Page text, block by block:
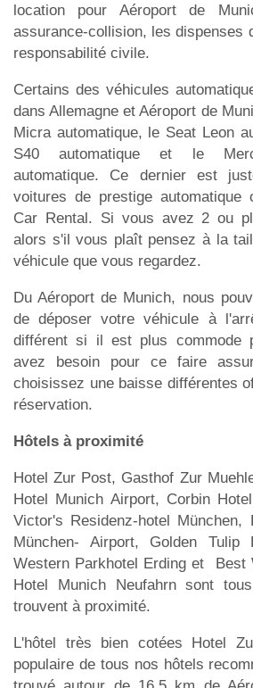
location pour Aéroport de
assurance-collision, les dispenses
responsabilité civile.
Certains des véhicules
dans Allemagne et Aéroport de
Micra automatique, le Seat Leon
S40 automatique et le
automatique. Ce dernier est
voitures de prestige automatique
Car Rental. Si vous avez 2 ou
alors s'il vous plaît pensez à la
véhicule que vous regardez.
Du Aéroport de Munich, nous
de déposer votre véhicule à
différent si il est plus commode
avez besoin pour ce faire
choisissez une baisse différentes
réservation.
Hôtels à proximité
Hotel Zur Post, Gasthof Zur
Hotel Munich Airport, Corbin
Victor's Residenz-hotel München,
München- Airport, Golden Tulip
Western Parkhotel Erding et Best
Hotel Munich Neufahrn sont
trouvent à proximité.
L'hôtel très bien cotées Hotel
populaire de tous nos hôtels